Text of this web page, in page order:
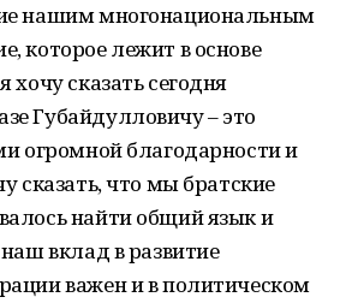
нашим многонациональным
которое лежит в основе
сказать сегодня
Губайдулловичу – это
огромной благодарности и
сказать, что мы братские
найти общий язык и
вклад в развитие
важен и в политическом